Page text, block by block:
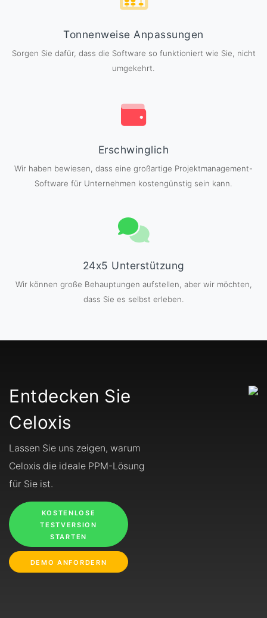
Tonnenweise Anpassungen
Sorgen Sie dafür, dass die Software so funktioniert wie Sie, nicht
umgekehrt.
Erschwinglich
Wir haben bewiesen, dass eine großartige Projektmanagement-
Software für Unternehmen kostengünstig sein kann.
24x5 Unterstützung
Wir können große Behauptungen aufstellen, aber wir möchten,
dass Sie es selbst erleben.
Entdecken Sie
Celoxis
Lassen Sie uns zeigen, warum
Celoxis die ideale PPM-Lösung
für Sie ist.
KOSTENLOSE
TESTVERSION
STARTEN
DEMO ANFORDERN